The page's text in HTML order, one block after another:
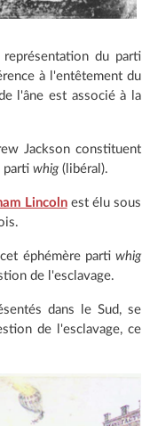
du parti
à l'entêtement du
l'âne est associé à la
Jackson constituent
parti whig (libéral).
Lincolnest élu sous
éphémère parti whig
de l'esclavage.
dans le Sud, se
de l'esclavage, ce